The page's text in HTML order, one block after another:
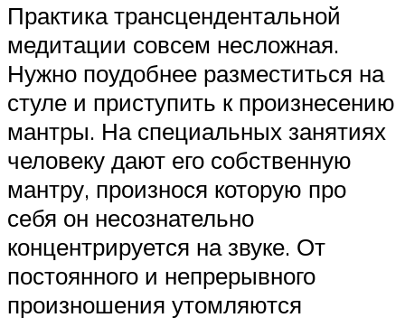
Практика трансцендентальной
медитации совсем несложная.
Нужно поудобнее разместиться на
стуле и приступить к произнесению
мантры. На специальных занятиях
человеку дают его собственную
мантру, произнося которую про
себя он несознательно
концентрируется на звуке. От
постоянного и непрерывного
произношения утомляются